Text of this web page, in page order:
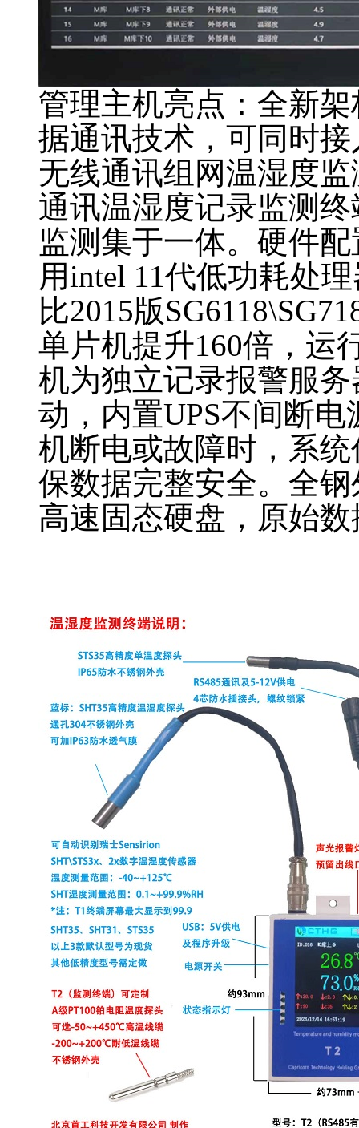
管理主机亮点：全新
据通讯技术，可同时
无线通讯组网温湿度
通讯温湿度记录监测
监测集于一体。硬件
用intel 11代低功耗处
比2015版
单片机提升160倍，运
机为独立记录报警服
动，内置UPS不间断
机断电或故障时，系
保数据完整安全。全
高速固态硬盘，原始